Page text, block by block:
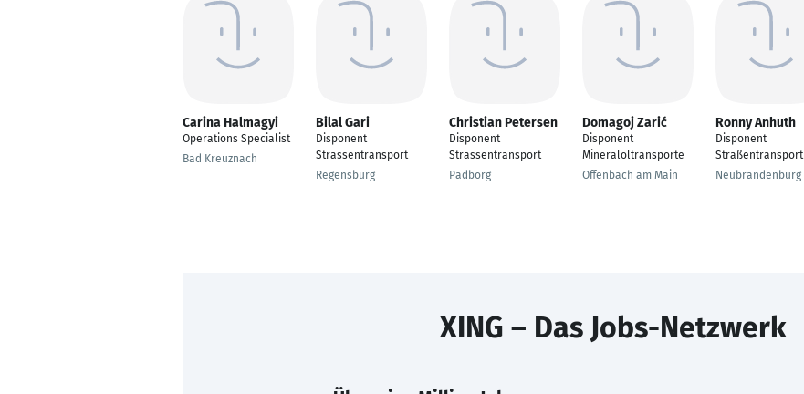
Carina Halmagyi
Operations Specialist
Bad Kreuznach
Bilal Gari
Disponent
Strassentransport
Regensburg
Christian Petersen
Disponent
Strassentransport
Padborg
Domagoj Zarić
Disponent
Mineralöltransporte
Offenbach am Main
Ronny Anhuth
Disponent
Straßentransport
Neubrandenburg
XING – Das Jobs-Netzwerk